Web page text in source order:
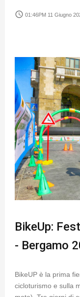
access_time 01:46PM 11 Giugno
BikeUp:
- Bergamo
BikeUP è la prima
cicloturismo e sulla